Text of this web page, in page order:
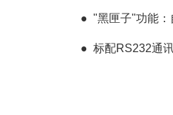
● "黑匣子"功能
● 标配RS232通